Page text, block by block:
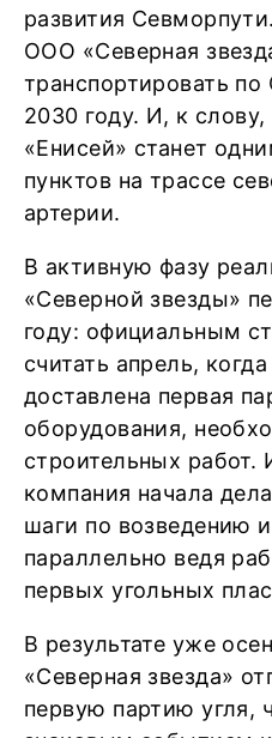
развития
ООО «Северная
транспортировать
2030 году. И, к
«Енисей» станет
пунктов на трассе
артерии.
В активную фазу
«Северной звезды»
году: официальным
считать апрель,
доставлена первая
оборудования,
строительных работ.
компания начала
шаги по возведению
параллельно ведя
первых угольных
В результате уже
«Северная звезда»
первую партию угля,